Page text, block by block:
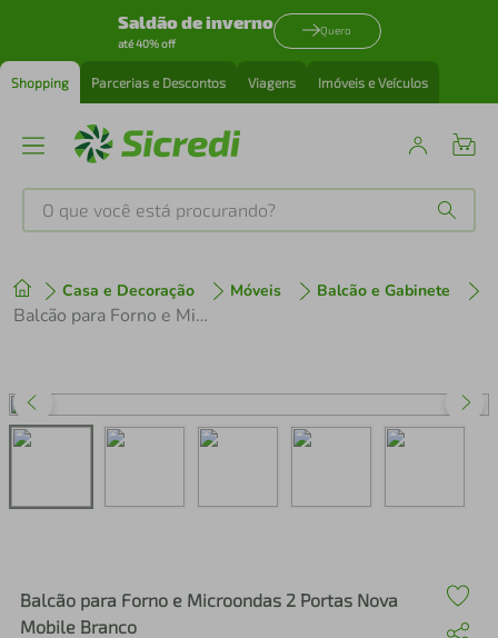
Saldão de inverno
até 40% off
Quero
Shopping Parcerias e Descontos Viagens Imóveis e Veículos
O que você está procurando?
Casa e Decoração Móveis Balcão e Gabinete
Balcão para Forno e Microondas 2 Portas Nova Mobile Branco
Balcão para Forno e Microondas 2 Portas Nova
Mobile Branco
1º tenis
perfume